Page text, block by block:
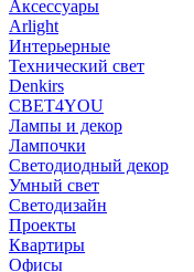
Аксессуары
Arlight
Интерьерные
Технический свет
Denkirs
СВЕТ4YOU
Лампы и декор
Лампочки
Светодиодный декор
Умный свет
Светодизайн
Проекты
Квартиры
Офисы